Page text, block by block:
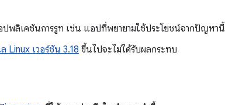
พลิเคชันการรูท เช่น แอปที่พยายามใช้ประโยชน์จากปัญหานี้
Linux เวอร์ชัน 3.18 ขึ้นไปจะไม่ได้รับผลกระทบ